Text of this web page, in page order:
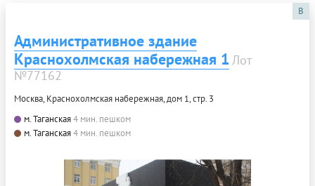
B
Административное здание
Краснохолмская набережная 1 Лот
№77162
Москва, Краснохолмская набережная, дом 1, стр. 3
м. Таганская4 мин. пешком
м. Таганская4 мин. пешком